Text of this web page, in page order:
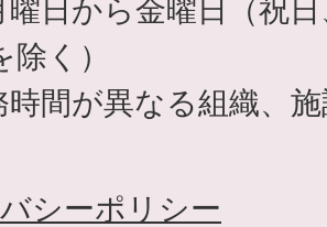
曜日から金曜日（祝
く）
時間が異なる組織、
シーポリシー